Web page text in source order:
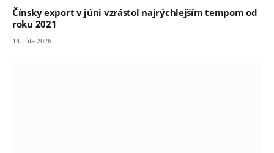
Čínsky export v júni vzrástol najrýchlejším tempom od
roku 2021
14. júla 2026